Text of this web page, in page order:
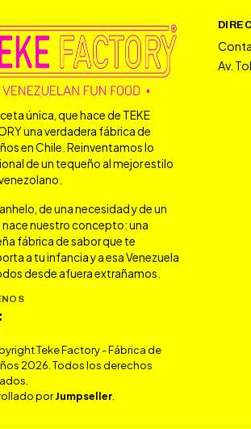
única, que hace de TEKE
una verdadera fábrica de
en Chile. Reinventamos lo
de un tequeño al mejor estilo
de una necesidad y de un
nace nuestro concepto: una
fábrica de sabor que te
a tu infancia y a esa Venezuela
desde afuera extrañamos.
Teke Factory - Fábrica de
2026. Todos los derechos
porJumpseller
Av.